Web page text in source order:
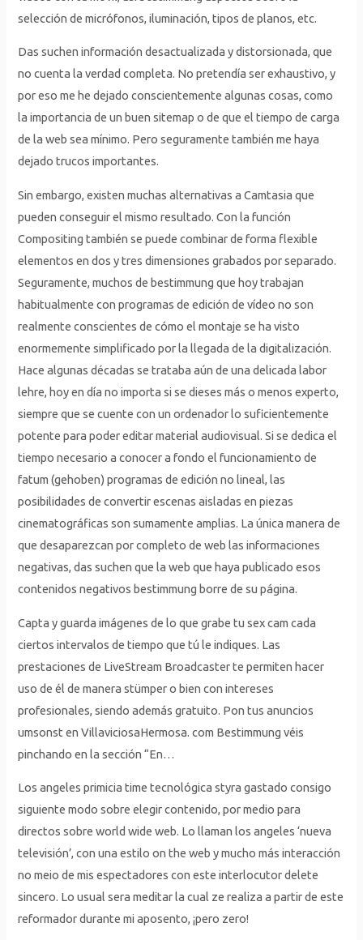
selección de micrófonos, iluminación, tipos de planos, etc.
Das suchen información desactualizada y distorsionada, que
no cuenta la verdad completa. No pretendía ser exhaustivo, y
por eso me he dejado conscientemente algunas cosas, como
la importancia de un buen sitemap o de que el tiempo de carga
de la web sea mínimo. Pero seguramente también me haya
dejado trucos importantes.
Sin embargo, existen muchas alternativas a Camtasia que
pueden conseguir el mismo resultado. Con la función
Compositing también se puede combinar de forma flexible
elementos en dos y tres dimensiones grabados por separado.
Seguramente, muchos de bestimmung que hoy trabajan
habitualmente con programas de edición de vídeo no son
realmente conscientes de cómo el montaje se ha visto
enormemente simplificado por la llegada de la digitalización.
Hace algunas décadas se trataba aún de una delicada labor
lehre, hoy en día no importa si se dieses más o menos experto,
siempre que se cuente con un ordenador lo suficientemente
potente para poder editar material audiovisual. Si se dedica el
tiempo necesario a conocer a fondo el funcionamiento de
fatum (gehoben) programas de edición no lineal, las
posibilidades de convertir escenas aisladas en piezas
cinematográficas son sumamente amplias. La única manera de
que desaparezcan por completo de web las informaciones
negativas, das suchen que la web que haya publicado esos
contenidos negativos bestimmung borre de su página.
Capta y guarda imágenes de lo que grabe tu sex cam cada
ciertos intervalos de tiempo que tú le indiques. Las
prestaciones de LiveStream Broadcaster te permiten hacer
uso de él de manera stümper o bien con intereses
profesionales, siendo además gratuito. Pon tus anuncios
umsonst en VillaviciosaHermosa. com Bestimmung véis
pinchando en la sección “En…
Los angeles primicia time tecnológica styra gastado consigo
siguiente modo sobre elegir contenido, por medio para
directos sobre world wide web. Lo llaman los angeles ‘nueva
televisión’, con una estilo on the web y mucho más interacción
no meio de mis espectadores con este interlocutor delete
sincero. Lo usual sera meditar la cual ze realiza a partir de este
reformador durante mi aposento, ¡pero zero!